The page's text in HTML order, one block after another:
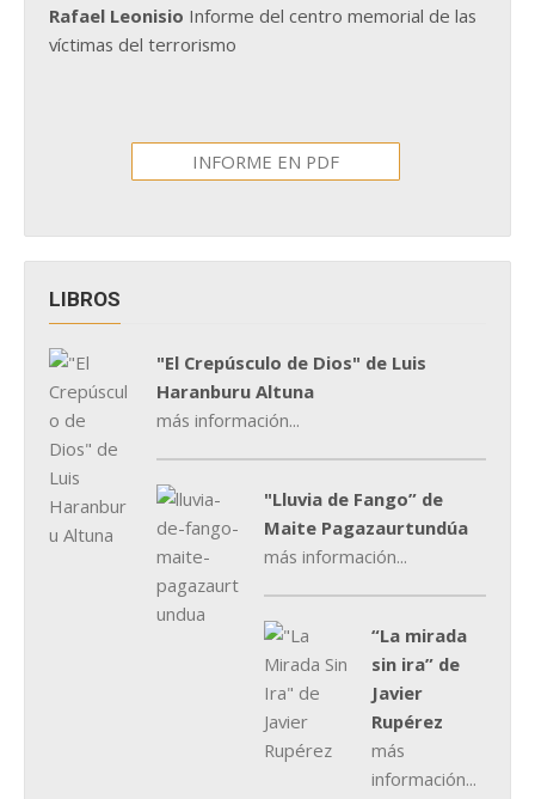
Rafael Leonisio Informe del centro memorial de las
víctimas del terrorismo
INFORME EN PDF
LIBROS
"El Crepúsculo de Dios" de Luis
Haranburu Altuna
más información...
"Lluvia de Fango” de
Maite Pagazaurtundúa
más información...
“La mirada
sin ira” de
Javier
Rupérez
más
información...